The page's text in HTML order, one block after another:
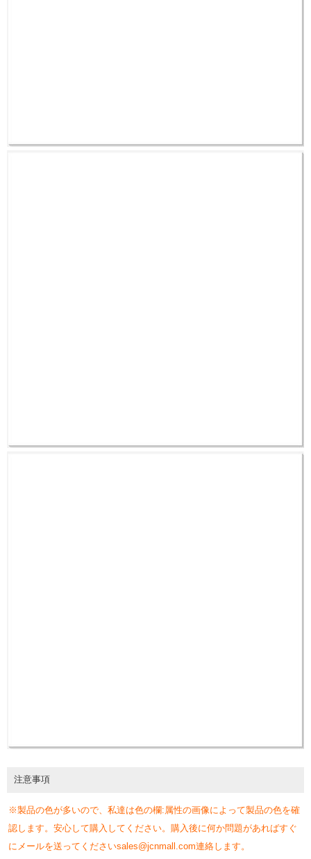
注意事項
※製品の色が多いので、私達は色の欄:属性の画像によって製品の色を確
認します。安心して購入してください。購入後に何か問題があればすぐ
にメールを送ってくださいsales@jcnmall.com連絡します。